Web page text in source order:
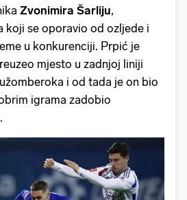
Zvonimira Šarliju,
koji se oporavio od ozljede i
u konkurenciji. Prpić je
mjesto u zadnjoj liniji
i od tada je on bio
igrama zadobio